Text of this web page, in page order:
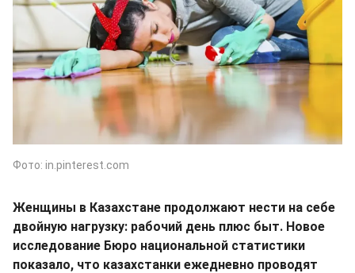
Фото: in.pinterest.com
Женщины в Казахстане продолжают нести на себе
двойную нагрузку: рабочий день плюс быт. Новое
исследование Бюро национальной статистики
показало, что казахстанки ежедневно проводят